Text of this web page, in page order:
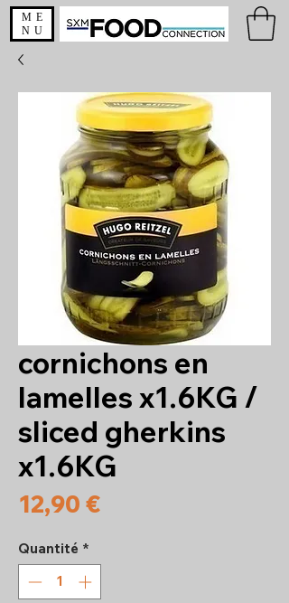
ME
NU
cornichons en
lamelles x1.6KG /
sliced gherkins
x1.6KG
12,90 €
Quantité *